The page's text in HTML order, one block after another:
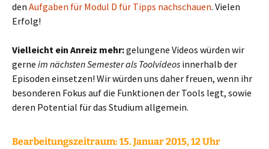
den Aufgaben für Modul D für Tipps nachschauen. Vielen
Erfolg!
Vielleicht ein Anreiz mehr:gelungene Videos würden wir
gerne im nächsten Semester als Toolvideos innerhalb der
Episoden einsetzen! Wir würden uns daher freuen, wenn ihr
besonderen Fokus auf die Funktionen der Tools legt, sowie
deren Potential für das Studium allgemein.
Bearbeitungszeitraum: 15. Januar 2015, 12 Uhr